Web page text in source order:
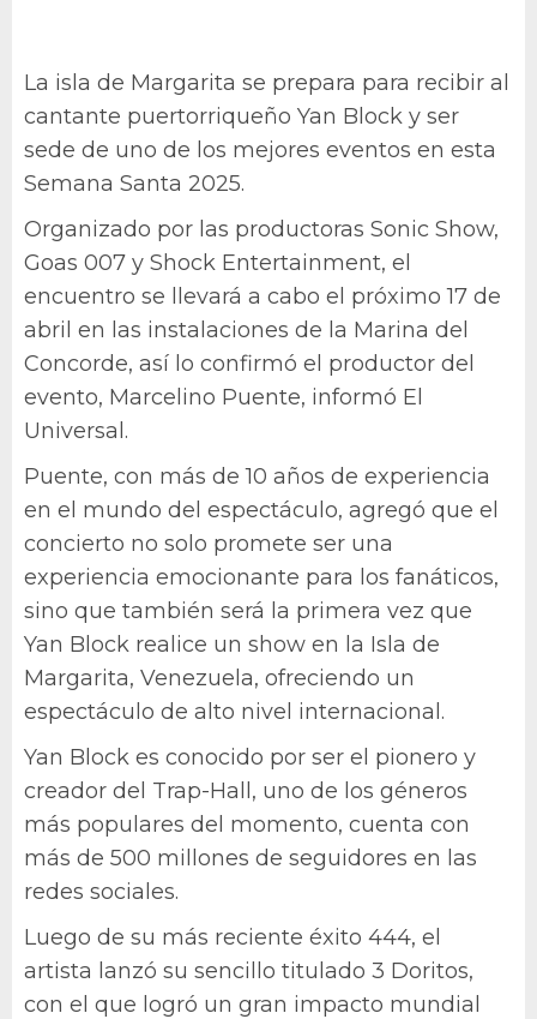
La isla de Margarita se prepara para recibir al
cantante puertorriqueño Yan Block y ser
sede de uno de los mejores eventos en esta
Semana Santa 2025.
Organizado por las productoras Sonic Show,
Goas 007 y Shock Entertainment, el
encuentro se llevará a cabo el próximo 17 de
abril en las instalaciones de la Marina del
Concorde, así lo confirmó el productor del
evento, Marcelino Puente, informó El
Universal.
Puente, con más de 10 años de experiencia
en el mundo del espectáculo, agregó que el
concierto no solo promete ser una
experiencia emocionante para los fanáticos,
sino que también será la primera vez que
Yan Block realice un show en la Isla de
Margarita, Venezuela, ofreciendo un
espectáculo de alto nivel internacional.
Yan Block es conocido por ser el pionero y
creador del Trap-Hall, uno de los géneros
más populares del momento, cuenta con
más de 500 millones de seguidores en las
redes sociales.
Luego de su más reciente éxito 444, el
artista lanzó su sencillo titulado 3 Doritos,
con el que logró un gran impacto mundial